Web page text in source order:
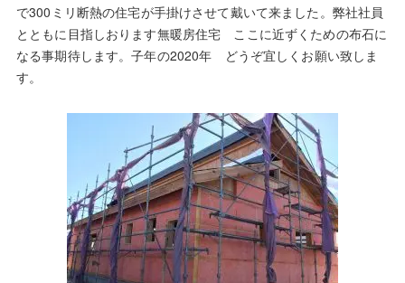
で300ミリ断熱の住宅が手掛けさせて戴いて来ました。弊社社員
とともに目指しおります無暖房住宅 ここに近ずくための布石に
なる事期待します。子年の2020年 どうぞ宜しくお願い致しま
す。